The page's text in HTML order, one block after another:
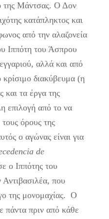
της Μάντσας. Ο Δον
κατάπληκτος και
από την αλαζονεία
Ιππότη του Άσπρου
αλλά και από
κρίσιμο διακύβευμα (η
και τα έργα της
επιλογή από το να
όρους της
ο αγώνας είναι για
de
ο Ιππότης του
που
της μονομαχίας. Ο
πάντα πριν από κάθε